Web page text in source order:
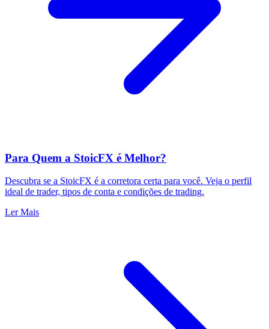
Para Quem a StoicFX é Melhor?
Descubra se a StoicFX é a corretora certa para você. Veja o perfil
ideal de trader, tipos de conta e condições de trading.
Ler Mais